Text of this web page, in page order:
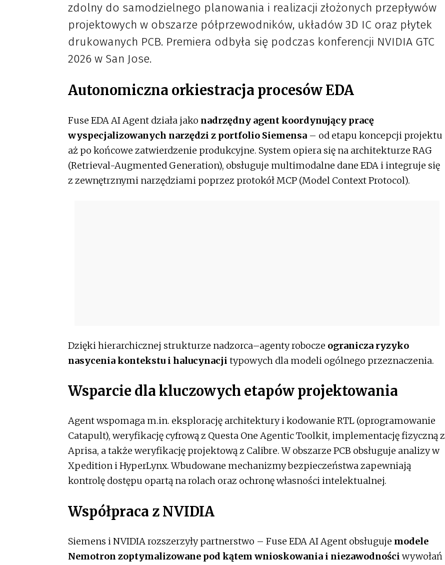
zdolny do samodzielnego planowania i realizacji złożonych przepływów
projektowych w obszarze półprzewodników, układów 3D IC oraz płytek
drukowanych PCB. Premiera odbyła się podczas konferencji NVIDIA GTC
2026 w San Jose.
Autonomiczna orkiestracja procesów EDA
Fuse EDA AI Agent działa jako nadrzędny agent koordynujący pracę
wyspecjalizowanych narzędzi z portfolio Siemensa – od etapu koncepcji projektu
aż po końcowe zatwierdzenie produkcyjne. System opiera się na architekturze RAG
(Retrieval-Augmented Generation), obsługuje multimodalne dane EDA i integruje się
z zewnętrznymi narzędziami poprzez protokół MCP (Model Context Protocol).
Dzięki hierarchicznej strukturze nadzorca–agenty robocze ogranicza ryzyko
nasycenia kontekstu i halucynacji typowych dla modeli ogólnego przeznaczenia.
Wsparcie dla kluczowych etapów projektowania
Agent wspomaga m.in. eksplorację architektury i kodowanie RTL (oprogramowanie
Catapult), weryfikację cyfrową z Questa One Agentic Toolkit, implementację fizyczną z
Aprisa, a także weryfikację projektową z Calibre. W obszarze PCB obsługuje analizy w
Xpedition i HyperLynx. Wbudowane mechanizmy bezpieczeństwa zapewniają
kontrolę dostępu opartą na rolach oraz ochronę własności intelektualnej.
Współpraca z NVIDIA
Siemens i NVIDIA rozszerzyły partnerstwo – Fuse EDA AI Agent obsługuje modele
Nemotron zoptymalizowane pod kątem wnioskowania i niezawodnościwywołań